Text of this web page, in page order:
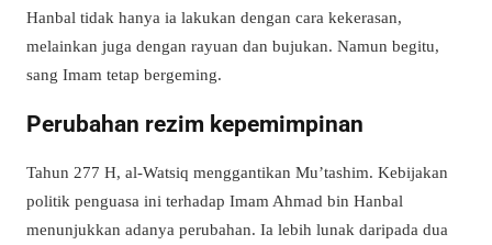
Hanbal tidak hanya ia lakukan dengan cara kekerasan,
melainkan juga dengan rayuan dan bujukan. Namun begitu,
sang Imam tetap bergeming.
Perubahan rezim kepemimpinan
Tahun 277 H, al-Watsiq menggantikan Mu’tashim. Kebijakan
politik penguasa ini terhadap Imam Ahmad bin Hanbal
menunjukkan adanya perubahan. Ia lebih lunak daripada dua